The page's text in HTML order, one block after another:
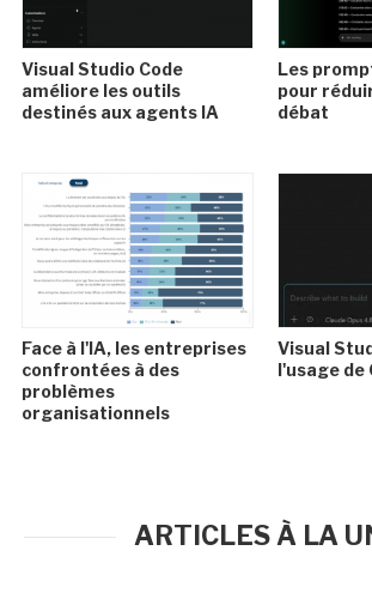
Visual Studio Code
améliore les outils
destinés aux agents IA
Les
pour
débat
Face à l'IA, les entreprises
confrontées à des
problèmes
organisationnels
Visual
l'usage de
ARTICLES À LA